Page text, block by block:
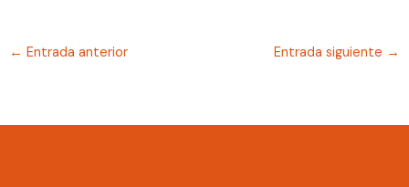
← Entrada anterior Entrada siguiente →